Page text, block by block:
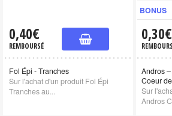
0,40€
REMBOURSÉ
Fol Épi - Tranches
Sur l'achat d'un produit Fol Épi
Tranches au...
BONUS
0,30€
Andros
Coeur
Sur
Andros